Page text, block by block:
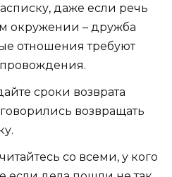
даже если речь
окружении – дружба
отношения требуют
сроки возврата
возвращать
со всеми, у кого